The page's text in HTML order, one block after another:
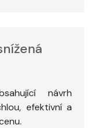
návrh
efektivní a